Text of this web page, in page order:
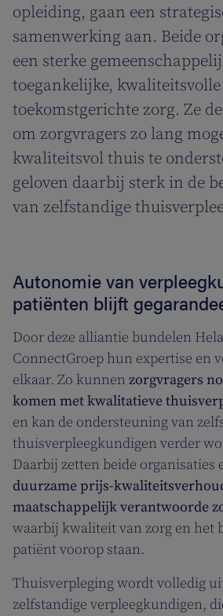
opleiding, gaan een
samenwerking aan. Beide
een sterke
toegankelijke, kwaliteitsvolle
toekomstgerichte zorg. Ze
om zorgvragers zo lang
kwaliteitsvol thuis te
geloven daarbij sterk in de
van zelfstandige
Autonomie van
patiënten blijft
Door deze alliantie bundelen
ConnectGroep hun expertise en
elkaar. Zo kunnen zorgvragers
komen met kwalitatieve
en kan de ondersteuning van
thuisverpleegkundigen verder
Daarbij zetten beide organisaties
duurzame prijs-
maatschappelijk verantwoorde
waarbij kwaliteit van zorg en het
patiënt voorop staan.
Thuisverpleging wordt volledig
zelfstandige verpleegkundigen,